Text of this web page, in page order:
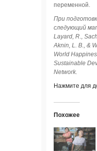
переменной.
При
следующий
Layard, R.,
Aknin, L. B., &
World
Sustainable
Network.
Нажмите для
Похожее